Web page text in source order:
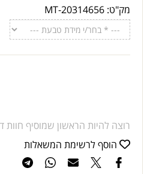
מק"ט: MT-20314656
רוצה להיות הראשון שמוסיף חוות
הוסף לרשימת המשאלות